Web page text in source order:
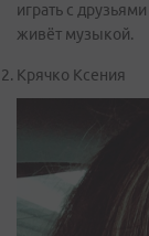
играть с
живёт музыкой.
Крячко Ксения